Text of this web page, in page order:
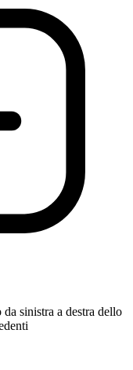
sinistra a destra dello